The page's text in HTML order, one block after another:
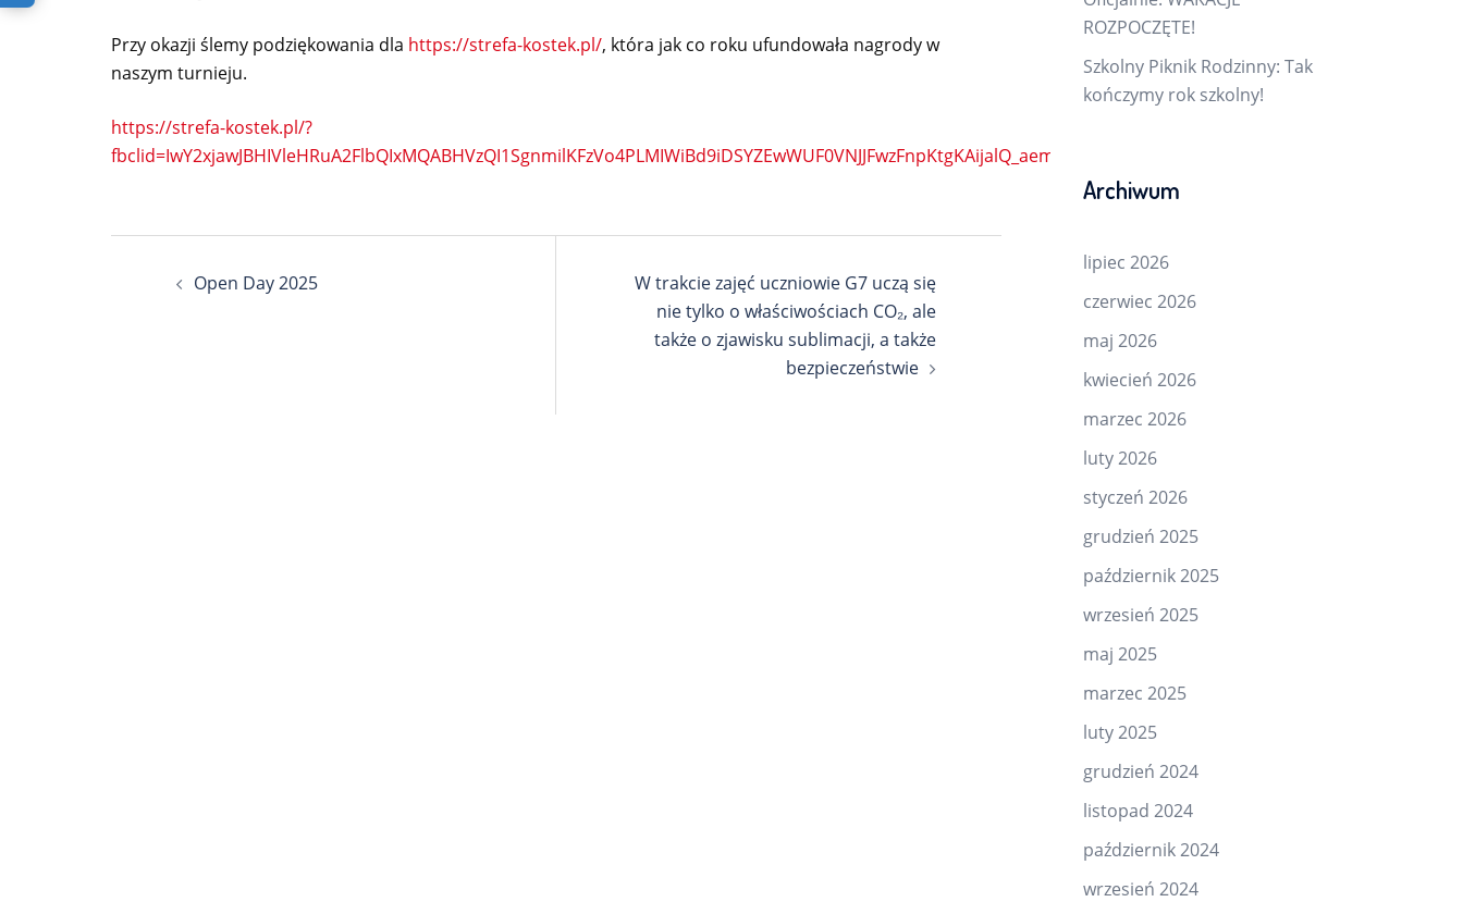
Przy okazji ślemy podziękowania dla https://strefa-kostek.pl/, która jak co roku ufundowała nagrody w
naszym turnieju.
https://strefa-kostek.pl/?
fbclid=IwY2xjawJBHIVleHRuA2FlbQIxMQABHVzQI1SgnmilKFzVo4PLMIWiBd9iDSYZEwWUF0VNJJFwzFnpKtgKAijalQ_aem_1SxOTGoaIbGzKMWeqgGS3Q
wpisuOpen Day 2025
W trakcie zajęć uczniowie G7 uczą się
nie tylko o właściwościach CO₂, ale
także o zjawisku sublimacji, a także
bezpieczeństwie
ROZPOCZĘTE!
Szkolny Piknik Rodzinny: Tak
kończymy rok szkolny!
Archiwum
lipiec 2026
czerwiec 2026
maj 2026
kwiecień 2026
marzec 2026
luty 2026
styczeń 2026
grudzień 2025
październik 2025
wrzesień 2025
maj 2025
marzec 2025
luty 2025
grudzień 2024
listopad 2024
październik 2024
wrzesień 2024